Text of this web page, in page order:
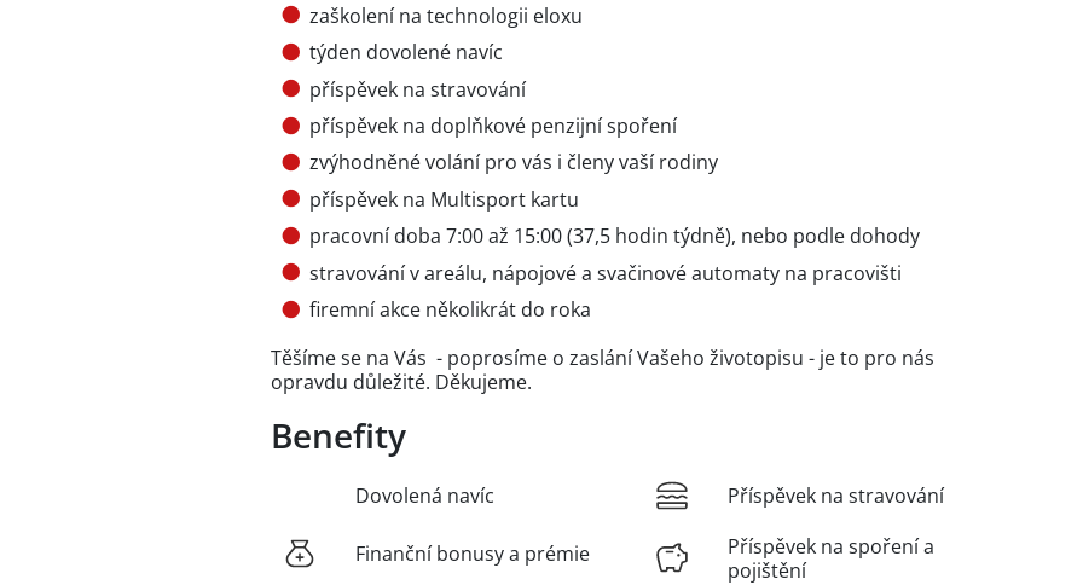
zaškolení na technologii eloxu
týden dovolené navíc
příspěvek na stravování
příspěvek na doplňkové penzijní spoření
zvýhodněné volání pro vás i členy vaší rodiny
příspěvek na Multisport kartu
pracovní doba 7:00 až 15:00 (37,5 hodin týdně), nebo podle dohody
stravování v areálu, nápojové a svačinové automaty na pracovišti
firemní akce několikrát do roka
Těšíme se na Vás - poprosíme o zaslání Vašeho životopisu - je to pro nás
opravdu důležité. Děkujeme.
Benefity
Dovolená navíc
Finanční bonusy a prémie
Příspěvek na stravování
Příspěvek na spoření a
pojištění